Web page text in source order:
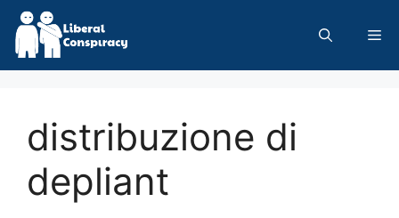
Skip
content
distribuzione di
depliant